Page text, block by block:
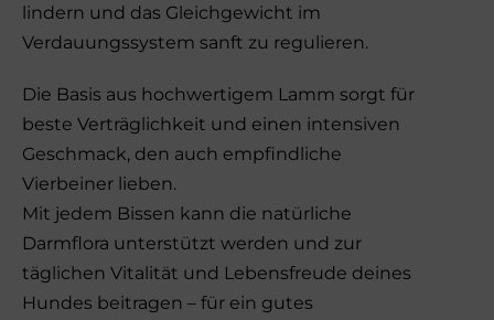
lindern und das Gleichgewicht im
Verdauungssystem sanft zu regulieren.
Die Basis aus hochwertigem Lamm sorgt für
beste Verträglichkeit und einen intensiven
Geschmack, den auch empfindliche
Vierbeiner lieben.
Mit jedem Bissen kann die natürliche
Darmflora unterstützt werden und zur
täglichen Vitalität und Lebensfreude deines
Hundes beitragen – für ein gutes